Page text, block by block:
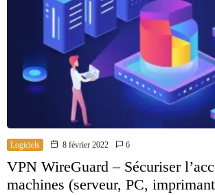
Logiciels 8 février 2022 6
VPN WireGuard – Sécuriser
machines (serveur, PC,